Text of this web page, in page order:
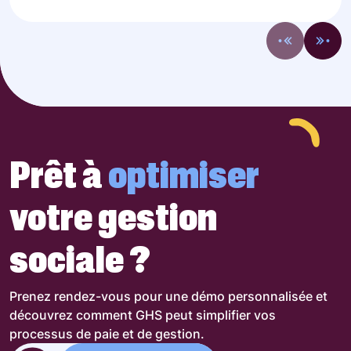
Prêt àoptimiser
votre gestion
sociale ?
Prenez rendez-vous pour une démo personnalisée et
découvrez comment GHS peut simplifier vos
processus de paie et de gestion.